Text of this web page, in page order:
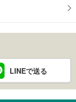
LINEで送る